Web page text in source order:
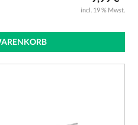
incl. 19 % Mwst.